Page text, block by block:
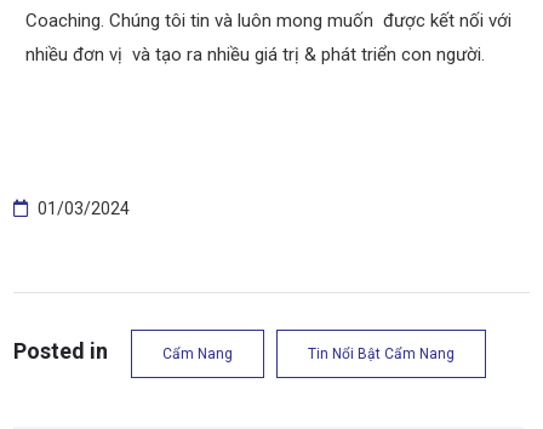
Coaching. Chúng tôi tin và luôn mong muốn được kết nối với
nhiều đơn vị và tạo ra nhiều giá trị & phát triển con người.
01/03/2024
Posted in Cẩm Nang Tin Nổi Bật Cẩm Nang